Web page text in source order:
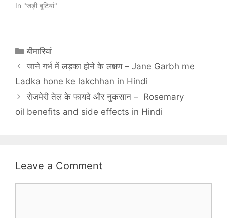
In "जड़ी बूटियां"
Categories
बीमारियां
जाने गर्भ में लड़का होने के लक्षण – Jane Garbh me
Ladka hone ke lakchhan in Hindi
रोजमेरी तेल के फायदे और नुकसान – Rosemary
oil benefits and side effects in Hindi
Leave a Comment